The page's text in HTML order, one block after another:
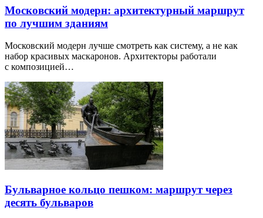
Московский модерн: архитектурный маршрут
по лучшим зданиям
Московский модерн лучше смотреть как систему, а не как
набор красивых маскаронов. Архитекторы работали
с композицией…
Бульварное кольцо пешком: маршрут через
десять бульваров